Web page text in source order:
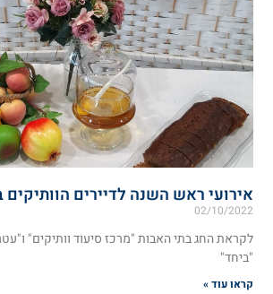
אירועי ראש השנה לדיירים הוותיקים
02/10/2022
לקראת החג בתי האבות "מרכז סיעוד וותיקים"
"ביחד"
קראו עוד »